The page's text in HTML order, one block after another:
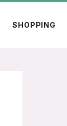
SHOPPING